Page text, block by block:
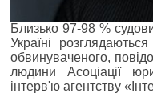
Близько 97-98 %
Україні
обвинуваченого,
людини Асоціації
інтерв'ю агентству